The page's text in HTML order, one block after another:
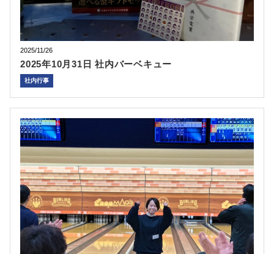
2025/11/26
2025年10月31日 社内バーベキュー
社内行事